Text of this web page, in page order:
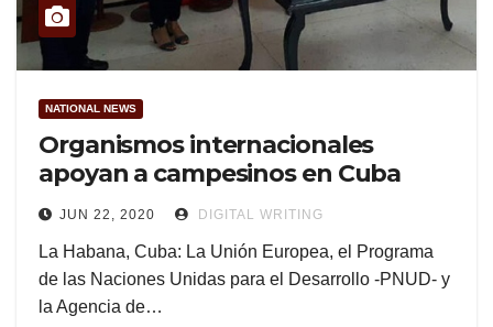
NATIONAL NEWS
Organismos internacionales
apoyan a campesinos en Cuba
JUN 22, 2020 DIGITAL WRITING
La Habana, Cuba: La Unión Europea, el Programa
de las Naciones Unidas para el Desarrollo -PNUD- y
la Agencia de…